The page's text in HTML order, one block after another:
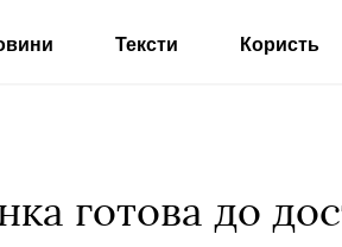
Тексти Користь
готова до